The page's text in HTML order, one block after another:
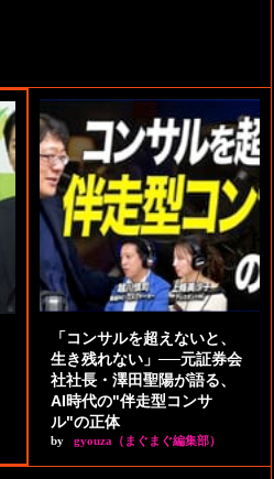
「コンサルを超えないと、
生き残れない」──元証券会
社社長・澤田聖陽が語る、
AI時代の"伴走型コンサ
ル"の正体
by gyouza（まぐまぐ編集部）